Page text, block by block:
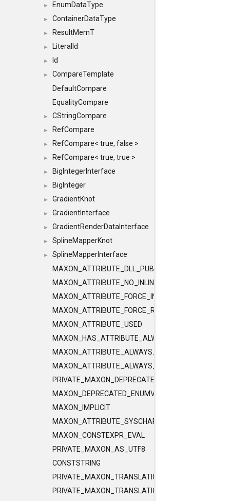
► EnumDataType
► ContainerDataType
► ResultMemT
► LiteralId
► Id
►
CompareTemplate
DefaultCompare
EqualityCompare
► CStringCompare
► RefCompare
► RefCompare< true, false >
► RefCompare< true, true >
► BigIntegerInterface
► BigInteger
► GradientKnot
► GradientInterface
► GradientRenderDataInterface
► SplineMapperKnot
►
SplineMapperInterface
MAXON_ATTRIBUTE_DLL_PUBLIC
MAXON_ATTRIBUTE_NO_INLINE
MAXON_ATTRIBUTE_FORCE_INLINE
MAXON_ATTRIBUTE_FORCE_RELEASE_INLINE
MAXON_ATTRIBUTE_USED
MAXON_HAS_ATTRIBUTE_ALWAYS_CONST
MAXON_ATTRIBUTE_ALWAYS_CONST
MAXON_ATTRIBUTE_ALWAYS_PURE
PRIVATE_MAXON_DEPRECATED_ENUMVALUE
MAXON_DEPRECATED_ENUMVALUE
MAXON_IMPLICIT
MAXON_ATTRIBUTE_SYSCHAR_IS_CHAR
MAXON_CONSTEXPR_EVAL
PRIVATE_MAXON_AS_UTF8
CONSTSTRING
PRIVATE_MAXON_TRANSLATIONUNIT_FLAGS
PRIVATE_MAXON_TRANSLATIONUNIT_FLAGS_2